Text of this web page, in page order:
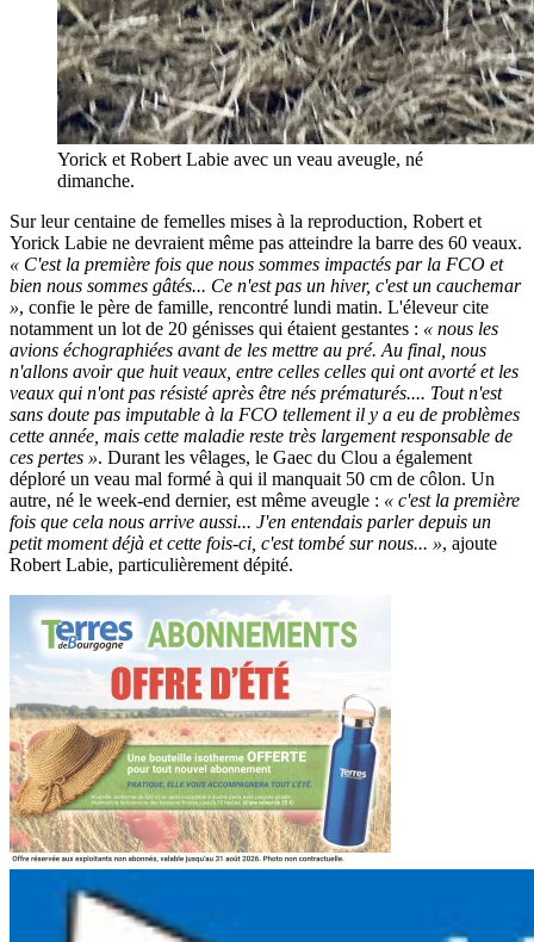
Yorick et Robert Labie avec un veau aveugle, né
dimanche.
Sur leur centaine de femelles mises à la reproduction, Robert et
Yorick Labie ne devraient même pas atteindre la barre des 60 veaux.
« C'est la première fois que nous sommes impactés par la FCO et
bien nous sommes gâtés... Ce n'est pas un hiver, c'est un cauchemar
», confie le père de famille, rencontré lundi matin. L'éleveur cite
notamment un lot de 20 génisses qui étaient gestantes : « nous les
avions échographiées avant de les mettre au pré. Au final, nous
n'allons avoir que huit veaux, entre celles celles qui ont avorté et les
veaux qui n'ont pas résisté après être nés prématurés.... Tout n'est
sans doute pas imputable à la FCO tellement il y a eu de problèmes
cette année, mais cette maladie reste très largement responsable de
ces pertes ». Durant les vêlages, le Gaec du Clou a également
déploré un veau mal formé à qui il manquait 50 cm de côlon. Un
autre, né le week-end dernier, est même aveugle : « c'est la première
fois que cela nous arrive aussi... J'en entendais parler depuis un
petit moment déjà et cette fois-ci, c'est tombé sur nous... », ajoute
Robert Labie, particulièrement dépité.